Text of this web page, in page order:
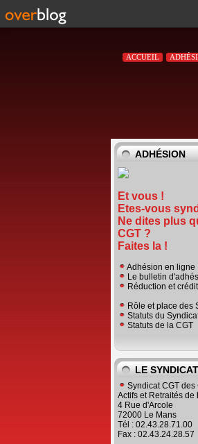
ACCUEIL
ADHÉSION
Et vous !
Etes-vous
Ne dites plus
CGT ?
Faites la !
Adhésion en ligne
Le bulletin
Réduction et
Rôle et place des
Statuts du
Statuts de la CGT
LE SYNDICAT
Syndicat CGT des
Actifs et Retraités de
4 Rue d'Arcole
72000 Le Mans
Tél : 02.43.28.71.00
Fax : 02.43.24.28.57